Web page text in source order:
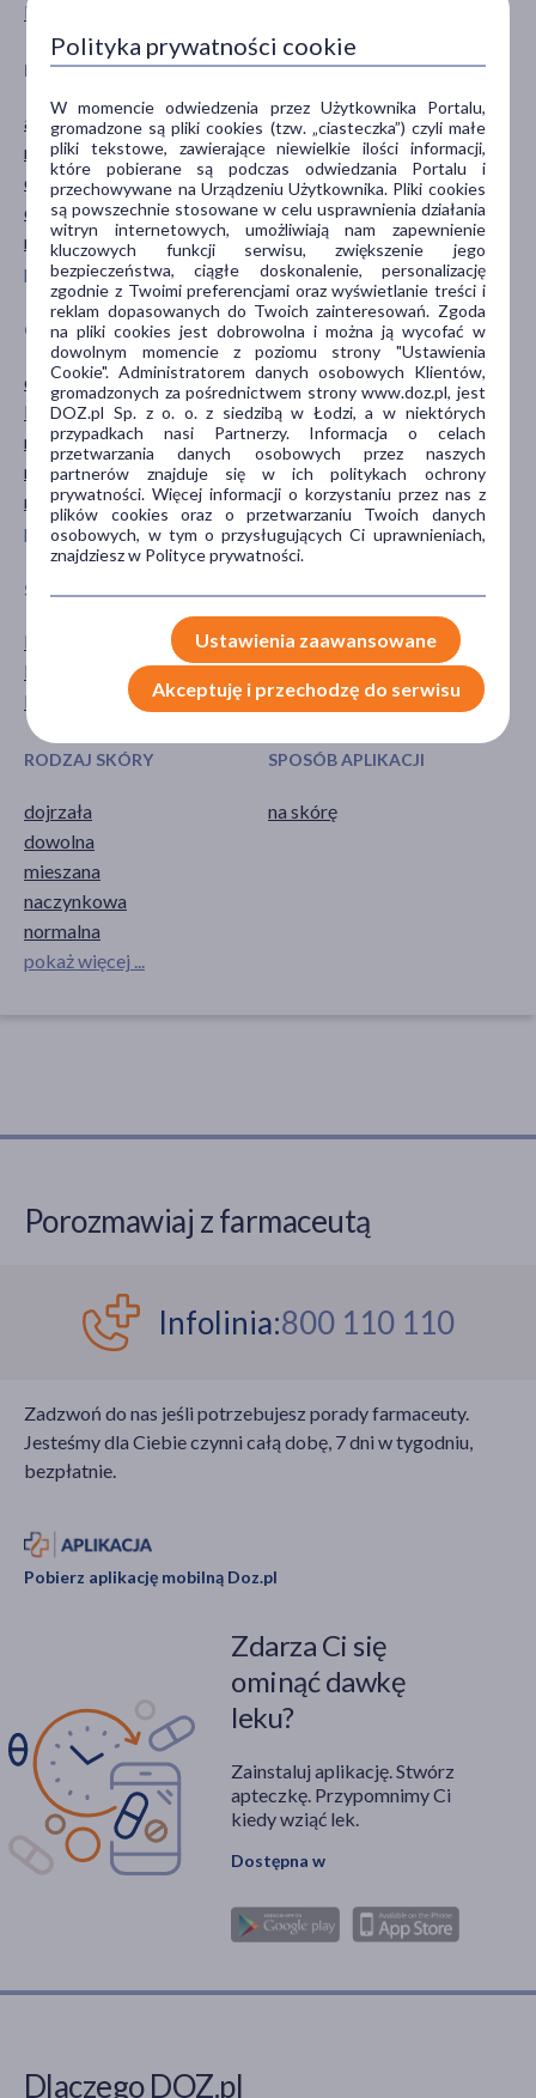
Produkt roślinny
DZIAŁANIE/WŁAŚCIWOŚCI
antyoksydacyjne
nawilżające
ochronne
odżywcze
rozświetlające
pokaż więcej ...
PROBLEM
naczynka
przebarwienia
suchość
wiotkość skóry
zaczerwienienie
pokaż więcej ...
GŁÓWNY SKŁADNIK
czarna porzeczka
kiełki pszenicy
marchew
migdały
morela
pokaż więcej ...
CZĘŚĆ CIAŁA
szyja
twarz
SPECYFIKA
Dla wegan
Dla wegetarian
Produkt naturalny
na noc
RODZAJ SKÓRY
dojrzała
dowolna
mieszana
naczynkowa
normalna
pokaż więcej ...
SPOSÓB APLIKACJI
na skórę
Porozmawiaj z farmaceutą
Infolinia:800 110 110
Zadzwoń do nas jeśli potrzebujesz porady farmaceuty.
Jesteśmy dla Ciebie czynni całą dobę, 7 dni w tygodniu,
bezpłatnie.
Pobierz aplikację mobilną Doz.pl
Zdarza Ci się
ominąć dawkę
leku?
Zainstaluj aplikację. Stwórz
apteczkę. Przypomnimy Ci
kiedy wziąć lek.
Dostępna w
Dlaczego DOZ.pl
Polityka prywatności cookie
W momencie odwiedzenia przez Użytkownika Portalu,
gromadzone są pliki cookies (tzw. „ciasteczka”) czyli małe
pliki tekstowe, zawierające niewielkie ilości informacji,
które pobierane są podczas odwiedzania Portalu i
przechowywane na Urządzeniu Użytkownika. Pliki cookies
są powszechnie stosowane w celu usprawnienia działania
witryn internetowych, umożliwiają nam zapewnienie
kluczowych funkcji serwisu, zwiększenie jego
bezpieczeństwa, ciągłe doskonalenie, personalizację
zgodnie z Twoimi preferencjami oraz wyświetlanie treści i
reklam dopasowanych do Twoich zainteresowań. Zgoda
na pliki cookies jest dobrowolna i można ją wycofać w
dowolnym momencie z poziomu strony "Ustawienia
Cookie". Administratorem danych osobowych Klientów,
gromadzonych za pośrednictwem strony www.doz.pl, jest
DOZ.pl Sp. z o. o. z siedzibą w Łodzi, a w niektórych
przypadkach nasi Partnerzy. Informacja o celach
przetwarzania danych osobowych przez naszych
partnerów znajduje się w ich politykach ochrony
prywatności. Więcej informacji o korzystaniu przez nas z
plików cookies oraz o przetwarzaniu Twoich danych
osobowych, w tym o przysługujących Ci uprawnieniach,
znajdziesz w Polityce prywatności.
Ustawienia zaawansowane
Akceptuję i przechodzę do serwisu